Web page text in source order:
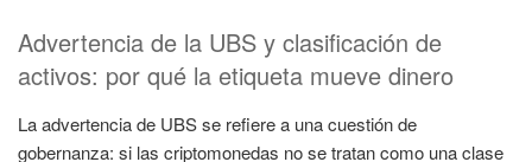
Advertencia de la UBS y clasificación de
activos: por qué la etiqueta mueve dinero
La advertencia de UBS se refiere a una cuestión de
gobernanza: si las criptomonedas no se tratan como una clase